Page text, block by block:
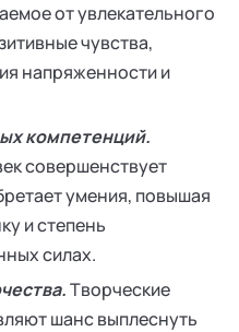
от увлекательного
чувства,
напряженности и
компетенций.
совершенствует
умения, повышая
и степень
силах.
Творческие
шанс выплеснуть